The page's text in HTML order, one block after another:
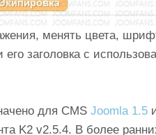
менять цвета,
его заголовка с
для CMS Joomla 1.5
K2 v2.5.4. В более